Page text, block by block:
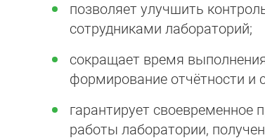
позволяет улучшить
сотрудниками лабораторий;
сокращает время
формирование отчётности и
гарантирует своевременное
работы лаборатории,